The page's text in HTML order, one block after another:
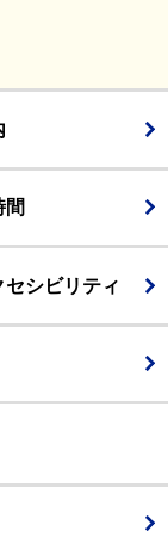
間
セシビリティ